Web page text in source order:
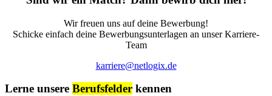
Wir freuen uns auf deine Bewerbung!
Schicke einfach deine Bewerbungsunterlagen an unser Karriere-
Team
karriere@netlogix.de
Lerne unsere Berufsfelder kennen